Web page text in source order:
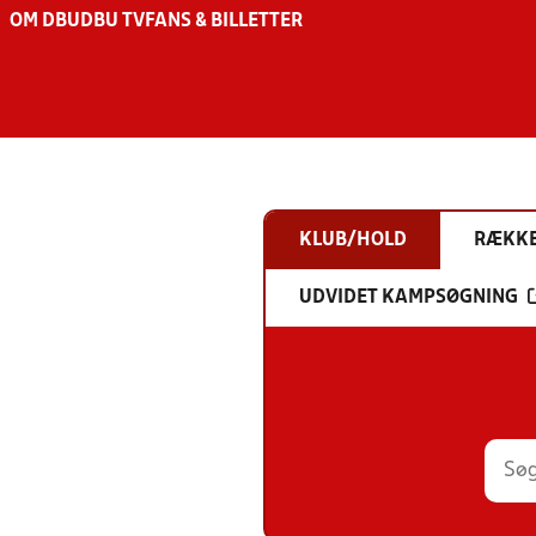
OM DBU DBU TV FANS & BILLETTER
KLUB/HOLD
UDVIDET KAMPSØGNING